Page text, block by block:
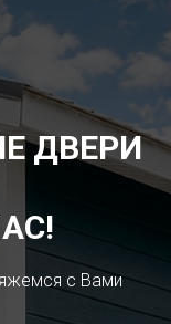
ДВЕРИ
с Вами